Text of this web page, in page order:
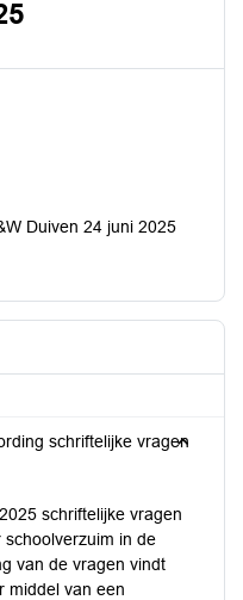
Duiven 24 juni 2025
schriftelijke vragen
schriftelijke vragen
in de
van de vragen vindt
middel van een